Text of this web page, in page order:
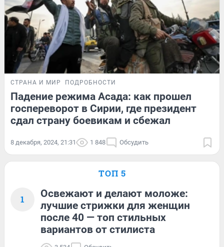
СТРАНА И МИР ПОДРОБНОСТИ
Падение режима Асада: как прошел
госпереворот в Сирии, где президент
сдал страну боевикам и сбежал
8 декабря, 2024, 21:31 1 848 Обсудить
ТОП 5
1
Освежают и делают моложе:
лучшие стрижки для женщин
после 40 — топ стильных
вариантов от стилиста